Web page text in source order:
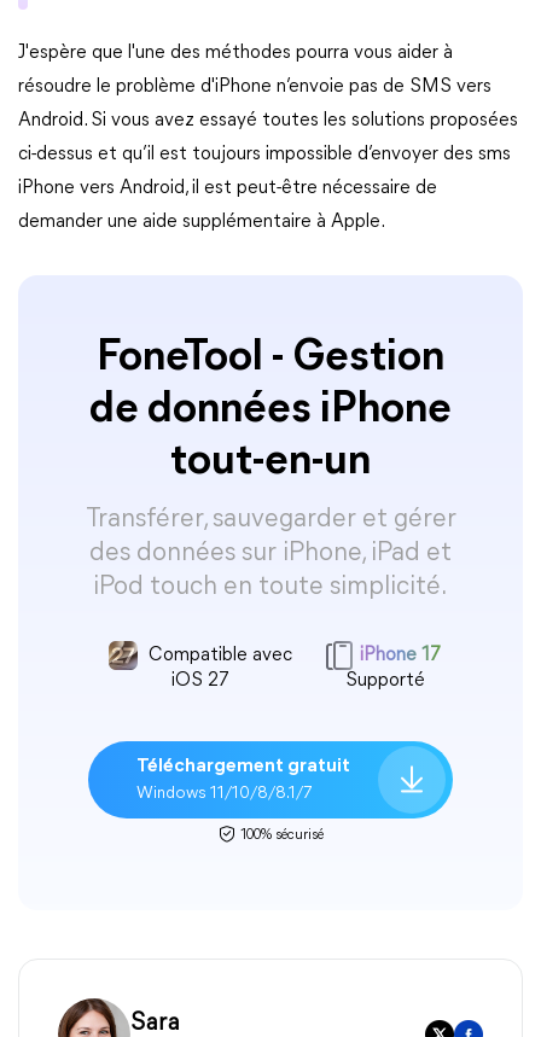
J'espère que l'une des méthodes pourra vous aider à
résoudre le problème d'iPhone n’envoie pas de SMS vers
Android. Si vous avez essayé toutes les solutions proposées
ci-dessus et qu’il est toujours impossible d’envoyer des sms
iPhone vers Android, il est peut-être nécessaire de
demander une aide supplémentaire à Apple.
FoneTool - Gestion
de données iPhone
tout-en-un
Transférer, sauvegarder et gérer
des données sur iPhone, iPad et
iPod touch en toute simplicité.
Compatible avec
iOS 27
iPhone 17
Supporté
Téléchargement gratuit
Windows 11/10/8/8.1/7
100% sécurisé
Sara